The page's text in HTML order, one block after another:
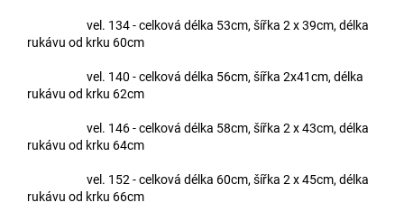
vel. 134 - celková délka 53cm, šířka 2 x 39cm, délka
rukávu od krku 60cm
vel. 140 - celková délka 56cm, šířka 2x41cm, délka
rukávu od krku 62cm
vel. 146 - celková délka 58cm, šířka 2 x 43cm, délka
rukávu od krku 64cm
vel. 152 - celková délka 60cm, šířka 2 x 45cm, délka
rukávu od krku 66cm